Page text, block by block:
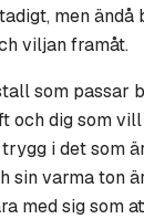
men ändå
viljan framåt.
som passar
och dig som
i det som
sin varma ton
med sig som